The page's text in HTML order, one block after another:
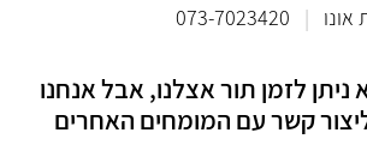
|
073-7023420
לזמן תור אצלנו, אבל אנחנו
קשר עם המומחים האחרים